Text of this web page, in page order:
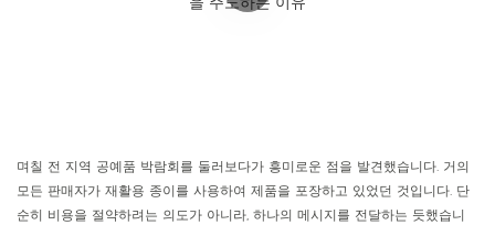
며칠 전 지역 공예품 박람회를 둘러보다가 흥미로운 점을 발견했습니다. 거의
모든 판매자가 재활용 종이를 사용하여 제품을 포장하고 있었던 것입니다. 단
순히 비용을 절약하려는 의도가 아니라, 하나의 메시지를 전달하는 듯했습니